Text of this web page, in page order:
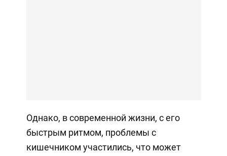
Однако, в современной жизни, с его
быстрым ритмом, проблемы с
кишечником участились, что может